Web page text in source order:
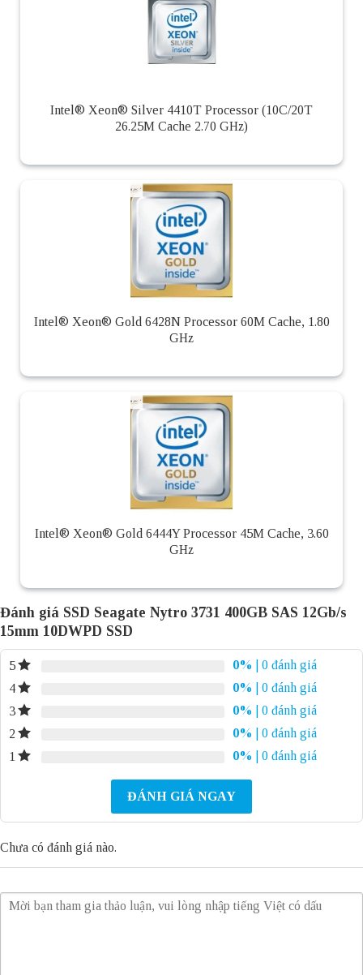
Intel® Xeon® Silver 4410T Processor (10C/20T
26.25M Cache 2.70 GHz)
Intel® Xeon® Gold 6428N Processor 60M Cache, 1.80
GHz
Intel® Xeon® Gold 6444Y Processor 45M Cache, 3.60
GHz
Đánh giá SSD Seagate Nytro 3731 400GB SAS 12Gb/s
15mm 10DWPD SSD
5 0%
| 0 đánh giá
4
0%
| 0 đánh giá
3
0%
| 0 đánh giá
2
0%
| 0 đánh giá
1
0% | 0 đánh giá
ĐÁNH GIÁ NGAY
Chưa có đánh giá nào.